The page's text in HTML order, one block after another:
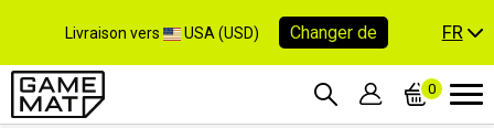
Livraison vers USA (USD) Changer de FR
0